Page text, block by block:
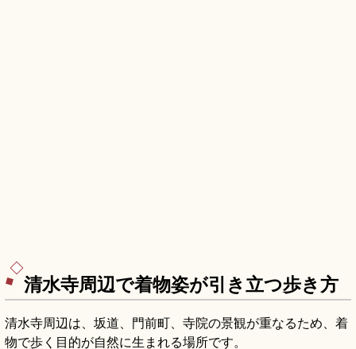
清水寺周辺で着物姿が引き立つ歩き方
清水寺周辺は、坂道、門前町、寺院の景観が重なるため、着
物で歩く目的が自然に生まれる場所です。